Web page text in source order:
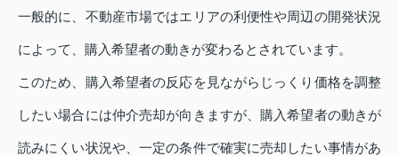
一般的に、不動産市場ではエリアの利便性や周辺の開発状況
によって、購入希望者の動きが変わるとされています。
このため、購入希望者の反応を見ながらじっくり価格を調整
したい場合には仲介売却が向きますが、購入希望者の動きが
読みにくい状況や、一定の条件で確実に売却したい事情があ